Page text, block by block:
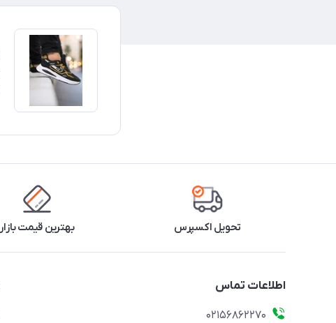
تحویل اکسپرس بهترین قیمت بازار
اطلاعات تماس
02156862270